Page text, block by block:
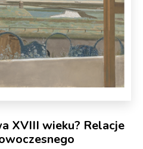
XVIII wieku? Relacje